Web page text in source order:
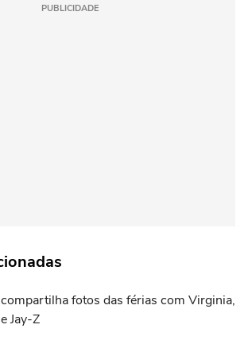
PUBLICIDADE
fotos das férias com Virginia,
Jay-Z